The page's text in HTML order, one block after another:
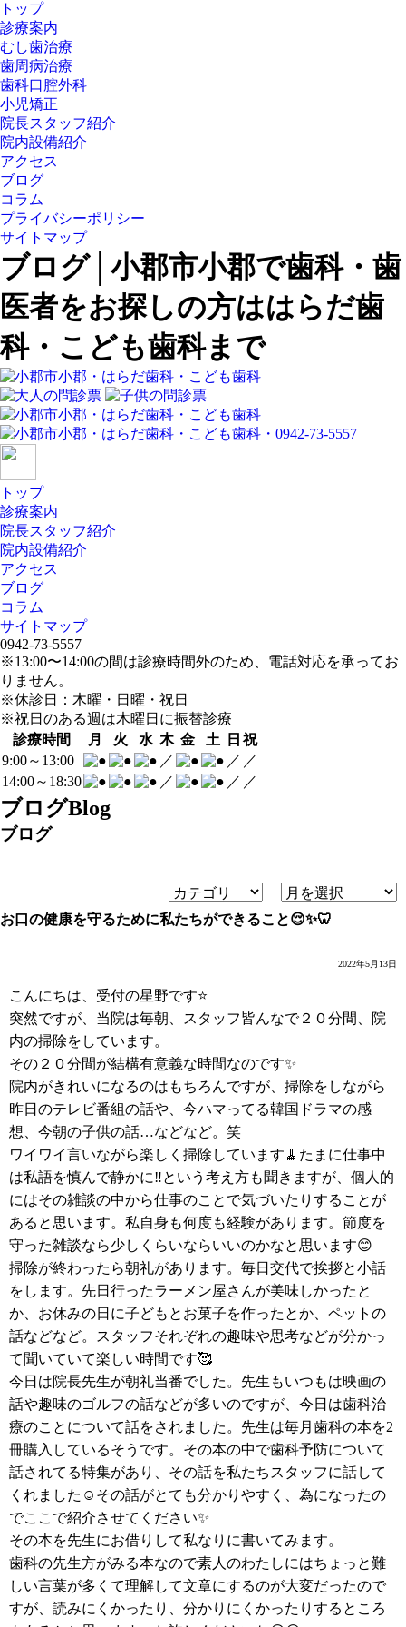
トップ
診療案内
むし歯治療
歯周病治療
歯科口腔外科
小児矯正
院長スタッフ紹介
院内設備紹介
アクセス
ブログ
コラム
プライバシーポリシー
サイトマップ
ブログ│小郡市小郡で歯科・歯
医者をお探しの方ははらだ歯
科・こども歯科まで
トップ
診療案内
院長スタッフ紹介
院内設備紹介
アクセス
ブログ
コラム
サイトマップ
0942-73-5557
※13:00〜14:00の間は診療時間外のため、電話対応を承ってお
りません。
※休診日：木曜・日曜・祝日
※祝日のある週は木曜日に振替診療
診療時間
月 火 水 木 金 土 日 祝
9:00～13:00
／ ／ ／
14:00～18:30
／ ／ ／
ブログBlog
ブログ
お口の健康を守るために私たちができること😌✨🦷
2022年5月13日
こんにちは、受付の星野です⭐️
突然ですが、当院は毎朝、スタッフ皆んなで２０分間、院
内の掃除をしています。
その２０分間が結構有意義な時間なのです✨
院内がきれいになるのはもちろんですが、掃除をしながら
昨日のテレビ番組の話や、今ハマってる韓国ドラマの感
想、今朝の子供の話…などなど。笑
ワイワイ言いながら楽しく掃除しています🧹たまに仕事中
は私語を慎んで静かに‼️という考え方も聞きますが、個人的
にはその雑談の中から仕事のことで気づいたりすることが
あると思います。私自身も何度も経験があります。節度を
守った雑談なら少しくらいならいいのかなと思います😊
掃除が終わったら朝礼があります。毎日交代で挨拶と小話
をします。先日行ったラーメン屋さんが美味しかったと
か、お休みの日に子どもとお菓子を作ったとか、ペットの
話などなど。スタッフそれぞれの趣味や思考などが分かっ
て聞いていて楽しい時間です🥰
今日は院長先生が朝礼当番でした。先生もいつもは映画の
話や趣味のゴルフの話などが多いのですが、今日は歯科治
療のことについて話をされました。先生は毎月歯科の本を2
冊購入しているそうです。その本の中で歯科予防について
話されてる特集があり、その話を私たちスタッフに話して
くれました☺️その話がとても分かりやすく、為になったの
でここで紹介させてください✨
その本を先生にお借りして私なりに書いてみます。
歯科の先生方がみる本なので素人のわたしにはちょっと難
しい言葉が多くて理解して文章にするのが大変だったので
すが、読みにくかったり、分かりにくかったりするところ